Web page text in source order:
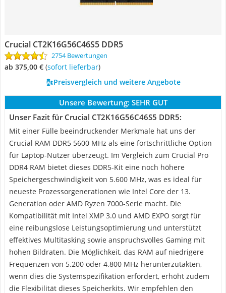
Crucial CT2K16G56C46S5 DDR5
2754 Bewertungen
ab 375,00 € ( Sofort lieferbar)
Preisvergleich und weitere Angebote
Unsere Bewertung: SEHR GUT
Unser Fazit für Crucial CT2K16G56C46S5 DDR5:
Mit einer Fülle beeindruckender Merkmale hat uns der
Crucial RAM DDR5 5600 MHz als eine fortschrittliche Option
für Laptop-Nutzer überzeugt. Im Vergleich zum Crucial Pro
DDR4 RAM bietet dieses DDR5-Kit eine noch höhere
Speichergeschwindigkeit von 5.600 MHz, was es ideal für
neueste Prozessorgenerationen wie Intel Core der 13.
Generation oder AMD Ryzen 7000-Serie macht. Die
Kompatibilität mit Intel XMP 3.0 und AMD EXPO sorgt für
eine reibungslose Leistungsoptimierung und unterstützt
effektives Multitasking sowie anspruchsvolles Gaming mit
hohen Bildraten. Die Möglichkeit, das RAM auf niedrigere
Frequenzen von 5.200 oder 4.800 MHz herunterzutakten,
wenn dies die Systemspezifikation erfordert, erhöht zudem
die Flexibilität dieses Speicherkits. Wir empfehlen den